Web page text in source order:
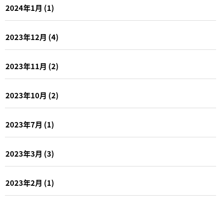
2024年1月 (1)
2023年12月 (4)
2023年11月 (2)
2023年10月 (2)
2023年7月 (1)
2023年3月 (3)
2023年2月 (1)